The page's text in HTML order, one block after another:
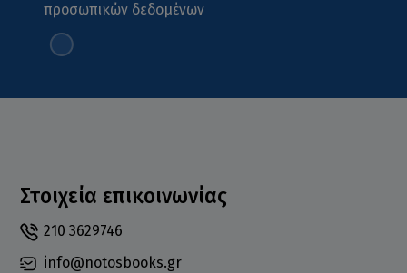
προσωπικών δεδομένων
Στοιχεία επικοινωνίας
210 3629746
info@notosbooks.gr